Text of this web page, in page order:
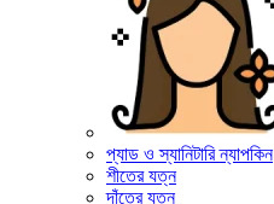
প্যাড ও স্যানিটারি ন্যাপকিন
শীতের যত্ন
দাঁতের যত্ন